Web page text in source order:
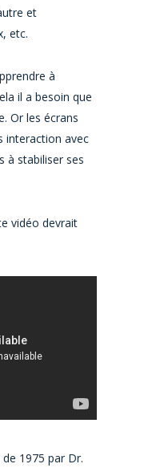
et
etc.
à
il a besoin que
Or les écrans
interaction avec
à stabiliser ses
vidéo devrait
1975 par Dr.